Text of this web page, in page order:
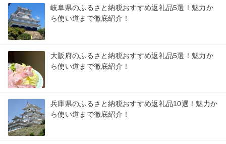
岐阜県のふるさと納税おすすめ返礼品5選！魅力か
ら使い道まで徹底紹介！
大阪府のふるさと納税おすすめ返礼品5選！魅力か
ら使い道まで徹底紹介！
兵庫県のふるさと納税おすすめ返礼品10選！魅力か
ら使い道まで徹底紹介！